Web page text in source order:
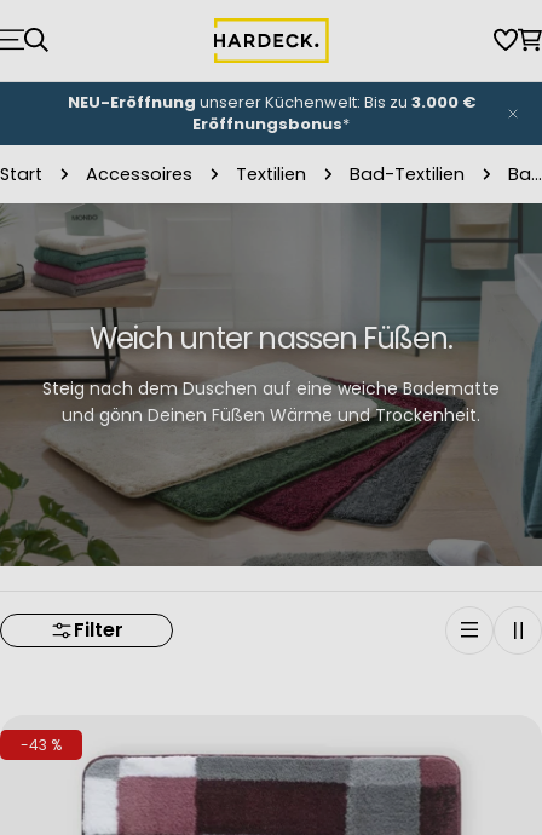
Inhalt
springen
NEU-Eröffnung unserer Küchenwelt: Bis zu 3.000 €
Eröffnungsbonus*
Start Accessoires Textilien Bad-Textilien Badematten
Weich unter nassen Füßen.
Steig nach dem Duschen auf eine weiche Badematte
und gönn Deinen Füßen Wärme und Trockenheit.
Filter
-43 %